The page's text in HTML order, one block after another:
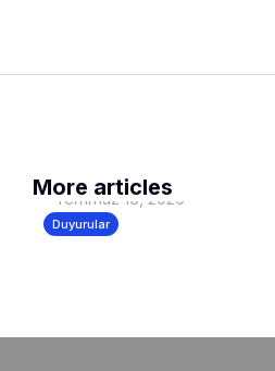
More articles
Duyurular
Temmuz 15, 2026